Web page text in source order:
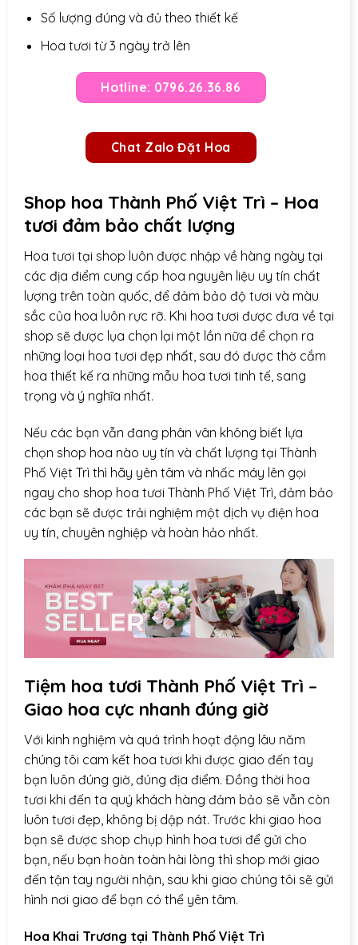
Số lượng đúng và đủ theo thiết kế
Hoa tươi từ 3 ngày trở lên
Hotline: 0796.26.36.86
Chat Zalo Đặt Hoa
Shop hoa Thành Phố Việt Trì – Hoa
tươi đảm bảo chất lượng
Hoa tươi tại shop luôn được nhập về hàng ngày tại
các địa điểm cung cấp hoa nguyên liệu uy tín chất
lượng trên toàn quốc, để đảm bảo độ tươi và màu
sắc của hoa luôn rực rỡ. Khi hoa tươi được đưa về tại
shop sẽ được lụa chọn lại một lần nữa để chọn ra
những loại hoa tươi đẹp nhất, sau đó được thờ cắm
hoa thiết kế ra những mẫu hoa tươi tinh tế, sang
trọng và ý nghĩa nhất.
Nếu các bạn vẫn đang phân vân không biết lựa
chọn shop hoa nào uy tín và chất lượng tại Thành
Phố Việt Trì thì hãy yên tâm và nhấc máy lên gọi
ngay cho shop hoa tươi Thành Phố Việt Trì, đảm bảo
các bạn sẽ được trải nghiệm một dịch vụ điện hoa
uy tín, chuyên nghiệp và hoàn hảo nhất.
Tiệm hoa tươi Thành Phố Việt Trì –
Giao hoa cực nhanh đúng giờ
Với kinh nghiệm và quá trình hoạt động lâu năm
chúng tôi cam kết hoa tươi khi được giao đến tay
bạn luôn đúng giờ, đúng địa điểm. Đồng thời hoa
tươi khi đến ta quý khách hàng đảm bảo sẽ vẫn còn
luôn tươi đẹp, không bị dập nát. Trước khi giao hoa
bạn sẽ được shop chụp hình hoa tươi để gửi cho
bạn, nếu bạn hoàn toàn hài lòng thì shop mới giao
đến tận tay người nhận, sau khi giao chúng tôi sẽ gửi
hình nơi giao để bạn có thể yên tâm.
Hoa Khai Trương tại Thành Phố Việt Trì